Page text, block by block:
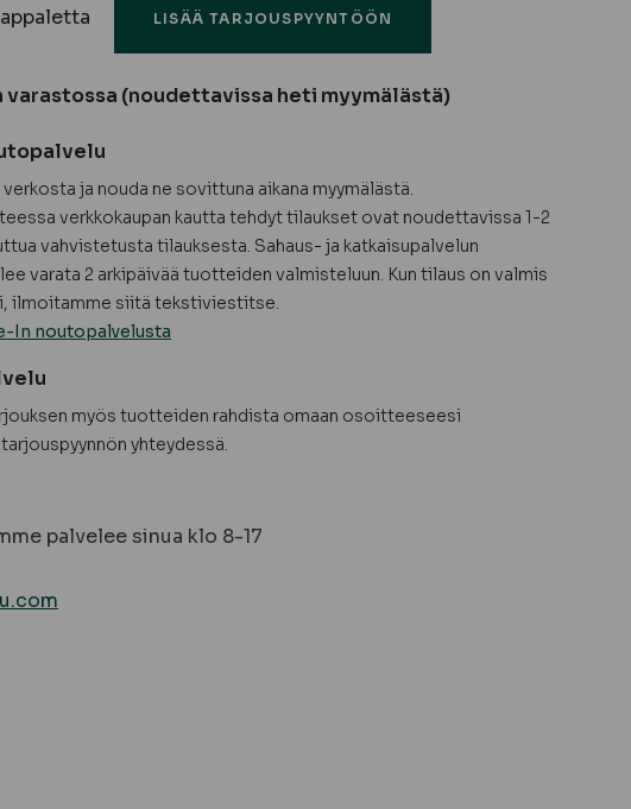
LISÄÄ TARJOUSPYYNTÖÖN
varastossa (noudettavissa heti myymälästä)
ja nouda ne sovittuna aikana myymälästä.
verkkokaupan kautta tehdyt tilaukset ovat noudettavissa 1-2
vahvistetusta tilauksesta. Sahaus- ja katkaisupalvelun
varata 2 arkipäivää tuotteiden valmisteluun. Kun tilaus on valmis
ilmoitamme siitä tekstiviestitse.
In noutopalvelusta
myös tuotteiden rahdista omaan osoitteeseesi
yhteydessä.
palvelee sinua klo 8-17